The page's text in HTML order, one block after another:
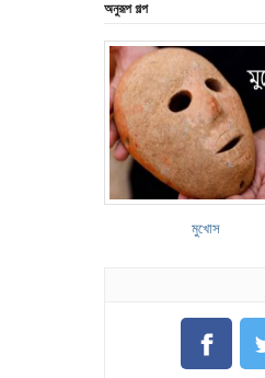
অনুরূপ গল্প
মুখোস